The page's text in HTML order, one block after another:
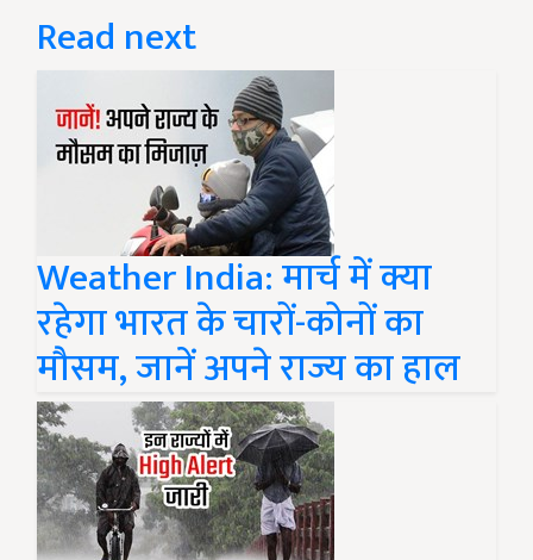
Read next
Weather India: मार्च में क्या
रहेगा भारत के चारों-कोनों का
मौसम, जानें अपने राज्य का हाल